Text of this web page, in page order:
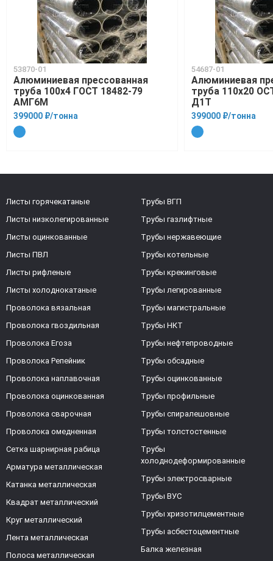
53870-01
Алюминиевая прессованная
труба 100х4 ГОСТ 18482-79
АМГ6М
399000 ₽/тонна
54687-01
Алюминиевая
труба 110х20
Д1Т
399000 ₽/тонна
Листы горячекатаные
Листы низколегированные
Листы оцинкованные
Листы ПВЛ
Листы рифленые
Листы холоднокатаные
Проволока вязальная
Проволока гвоздильная
Проволока Егоза
Проволока Репейник
Проволока наплавочная
Проволока оцинкованная
Проволока сварочная
Проволока омедненная
Сетка шарнирная рабица
Арматура металлическая
Катанка металлическая
Квадрат металлический
Круг металлический
Лента металлическая
Полоса металлическая
Трубы ВГП
Трубы газлифтные
Трубы нержавеющие
Трубы котельные
Трубы крекинговые
Трубы легированные
Трубы магистральные
Трубы НКТ
Трубы нефтепроводные
Трубы обсадные
Трубы оцинкованные
Трубы профильные
Трубы спиралешовные
Трубы толстостенные
Трубы
холоднодеформированные
Трубы электросварные
Трубы ВУС
Трубы хризотилцементные
Трубы асбестоцементные
Балка железная